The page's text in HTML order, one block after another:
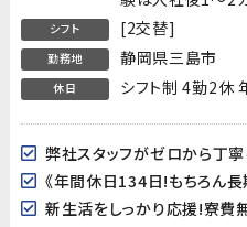
シフト [2交替]
勤務地 静岡県三島市
休日 シフト制 4勤2休
《年間休日134日!もちろん長